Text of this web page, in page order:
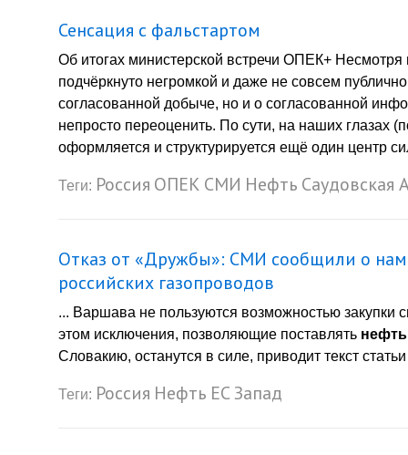
Сенсация с фальстартом
Об итогах министерской встречи ОПЕК+
подчёркнуто негромкой и даже не совсем
согласованной добыче, но и о согласованной
непросто переоценить. По сути, на наших глазах
оформляется и структурируется ещё один центр
Теги: Россия ОПЕК СМИ Нефть Саудовская
Отказ от «Дружбы»: СМИ сообщили о
российских газопроводов
... Варшава не пользуются возможностью закупки
этом исключения, позволяющие поставлять нефть
Словакию, останутся в силе, приводит текст
Теги: Россия Нефть ЕС Запад